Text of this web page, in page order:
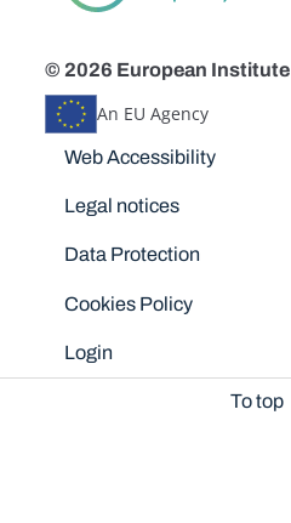
© 2026 European
An EU Agency
Disclaimers
Web Accessibility
Legal notices
Data Protection
Cookies Policy
Login
To top